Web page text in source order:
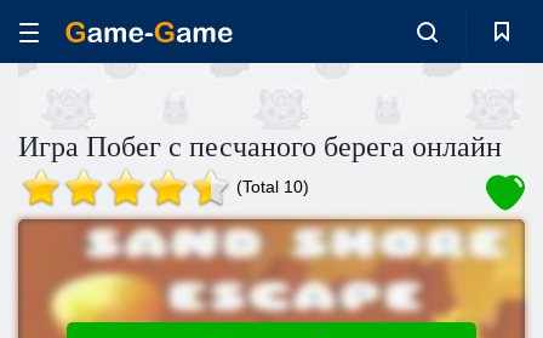
Игра Побег с песчаного берега онлайн
(Total 10)